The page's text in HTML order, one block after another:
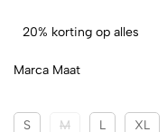
20% korting op alles
Marca Maat
S M L XL